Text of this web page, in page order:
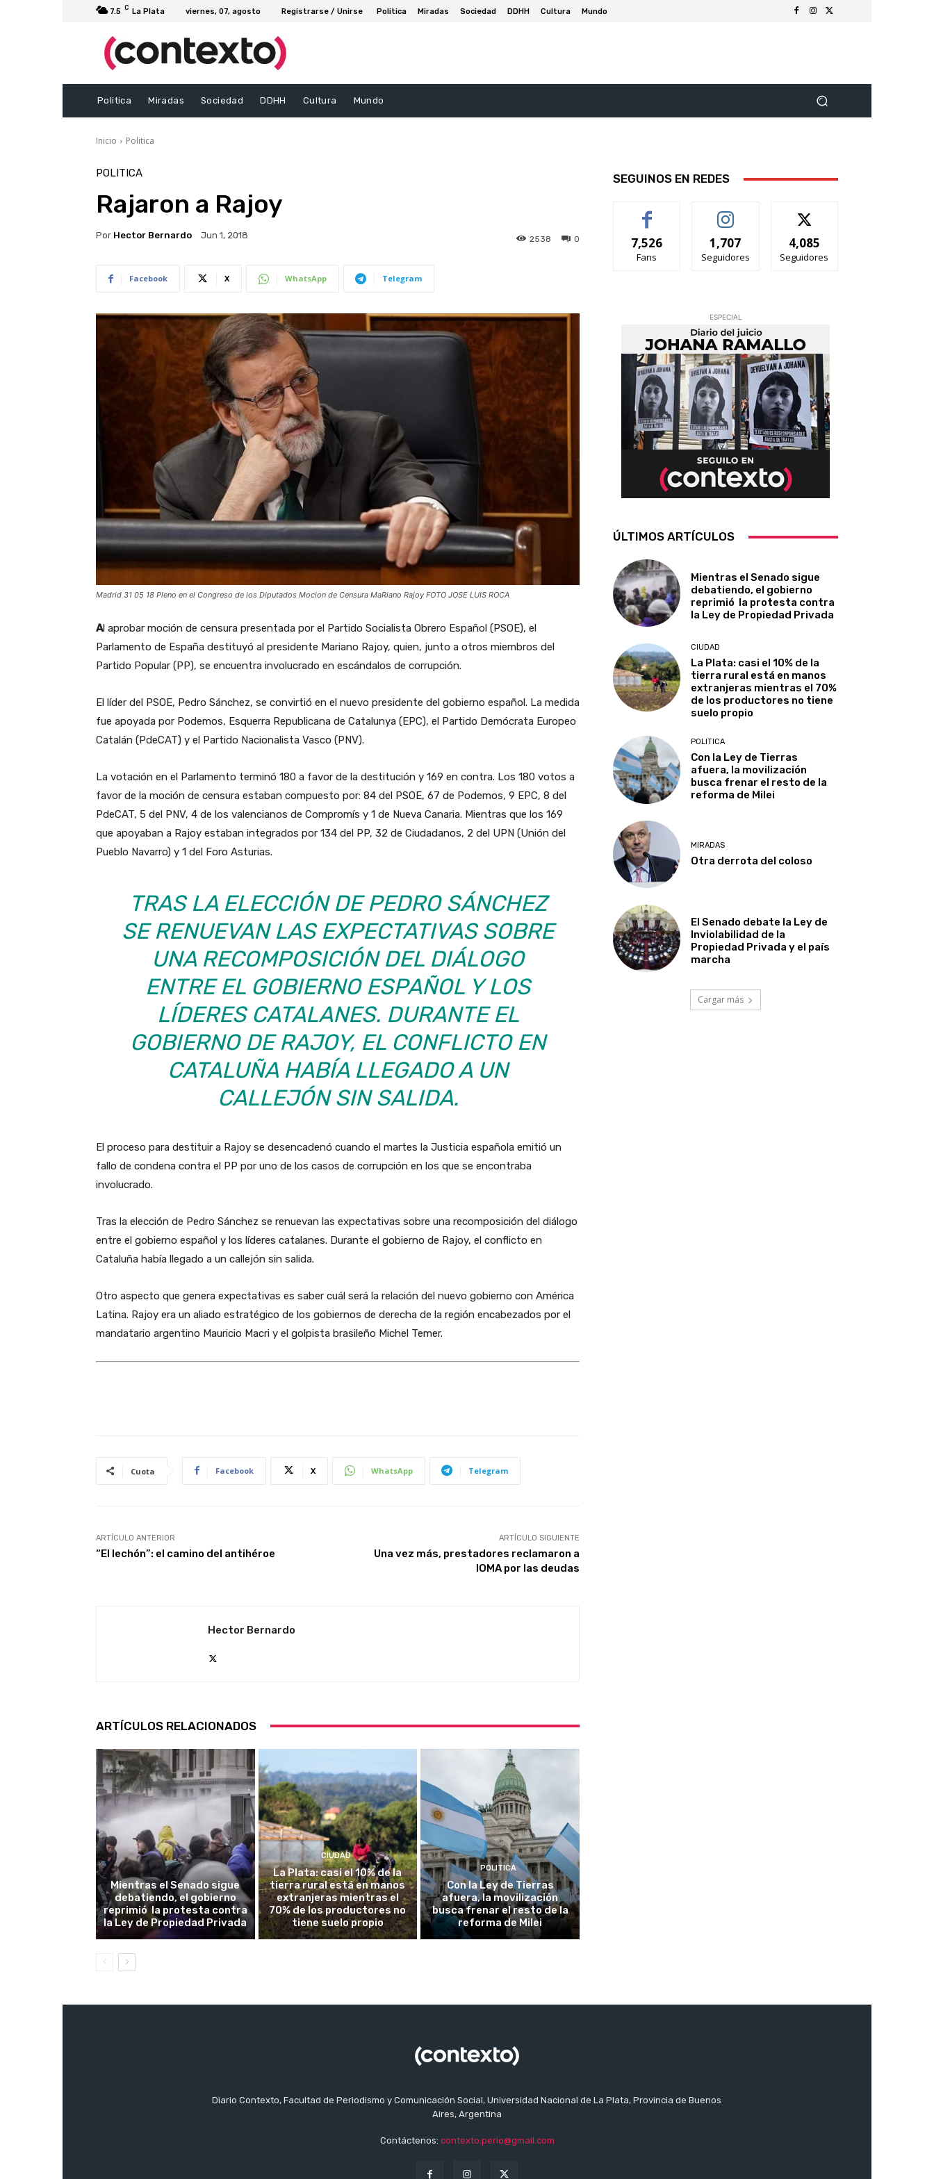
7.5 C La Plata viernes, 07, agosto Registrarse / Unirse Politica Miradas Sociedad DDHH Cultura Mundo
Politica Miradas Sociedad DDHH Cultura Mundo
Inicio Politica
POLITICA
Rajaron a Rajoy
Por Hector Bernardo Jun 1, 2018 0
2538
Facebook X WhatsApp Telegram
Madrid 31 05 18 Pleno en el Congreso de los Diputados Mocion de Censura MaRiano Rajoy FOTO JOSE LUIS ROCA
Al aprobar moción de censura presentada por el Partido Socialista Obrero Español (PSOE), el
Parlamento de España destituyó al presidente Mariano Rajoy, quien, junto a otros miembros del
Partido Popular (PP), se encuentra involucrado en escándalos de corrupción.
El líder del PSOE, Pedro Sánchez, se convirtió en el nuevo presidente del gobierno español. La medida
fue apoyada por Podemos, Esquerra Republicana de Catalunya (EPC), el Partido Demócrata Europeo
Catalán (PdeCAT) y el Partido Nacionalista Vasco (PNV).
La votación en el Parlamento terminó 180 a favor de la destitución y 169 en contra. Los 180 votos a
favor de la moción de censura estaban compuesto por: 84 del PSOE, 67 de Podemos, 9 EPC, 8 del
PdeCAT, 5 del PNV, 4 de los valencianos de Compromís y 1 de Nueva Canaria. Mientras que los 169
que apoyaban a Rajoy estaban integrados por 134 del PP, 32 de Ciudadanos, 2 del UPN (Unión del
Pueblo Navarro) y 1 del Foro Asturias.
TRAS LA ELECCIÓN DE PEDRO SÁNCHEZ
SE RENUEVAN LAS EXPECTATIVAS SOBRE
UNA RECOMPOSICIÓN DEL DIÁLOGO
ENTRE EL GOBIERNO ESPAÑOL Y LOS
LÍDERES CATALANES. DURANTE EL
GOBIERNO DE RAJOY, EL CONFLICTO EN
CATALUÑA HABÍA LLEGADO A UN
CALLEJÓN SIN SALIDA.
El proceso para destituir a Rajoy se desencadenó cuando el martes la Justicia española emitió un
fallo de condena contra el PP por uno de los casos de corrupción en los que se encontraba
involucrado.
Tras la elección de Pedro Sánchez se renuevan las expectativas sobre una recomposición del diálogo
entre el gobierno español y los líderes catalanes. Durante el gobierno de Rajoy, el conflicto en
Cataluña había llegado a un callejón sin salida.
Otro aspecto que genera expectativas es saber cuál será la relación del nuevo gobierno con América
Latina. Rajoy era un aliado estratégico de los gobiernos de derecha de la región encabezados por el
mandatario argentino Mauricio Macri y el golpista brasileño Michel Temer.
Cuota Facebook X WhatsApp Telegram
ARTÍCULO ANTERIOR
“El lechón”: el camino del antihéroe
ARTÍCULO SIGUIENTE
Una vez más, prestadores reclamaron a
IOMA por las deudas
Hector Bernardo
ARTÍCULOS RELACIONADOS
Mientras el Senado sigue
debatiendo, el gobierno
reprimió la protesta contra
la Ley de Propiedad Privada
CIUDAD
La Plata: casi el 10% de la
tierra rural está en manos
extranjeras mientras el
70% de los productores no
tiene suelo propio
POLITICA
Con la Ley de Tierras
afuera, la movilización
busca frenar el resto de la
reforma de Milei
SEGUINOS EN REDES
7,526
Fans
1,707
Seguidores
4,085
Seguidores
ESPECIAL
ÚLTIMOS ARTÍCULOS
Mientras el Senado sigue
debatiendo, el gobierno
reprimió la protesta contra
la Ley de Propiedad Privada
CIUDAD
La Plata: casi el 10% de la
tierra rural está en manos
extranjeras mientras el 70%
de los productores no tiene
suelo propio
POLITICA
Con la Ley de Tierras
afuera, la movilización
busca frenar el resto de la
reforma de Milei
MIRADAS
Otra derrota del coloso
El Senado debate la Ley de
Inviolabilidad de la
Propiedad Privada y el país
marcha
Cargar más
Diario Contexto, Facultad de Periodismo y Comunicación Social, Universidad Nacional de La Plata, Provincia de Buenos
Aires, Argentina
Contáctenos: contexto.perio@gmail.com